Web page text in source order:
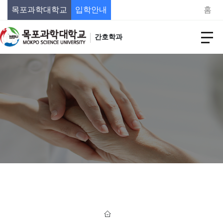
목포과학대학교 입학안내 홈
간호학과